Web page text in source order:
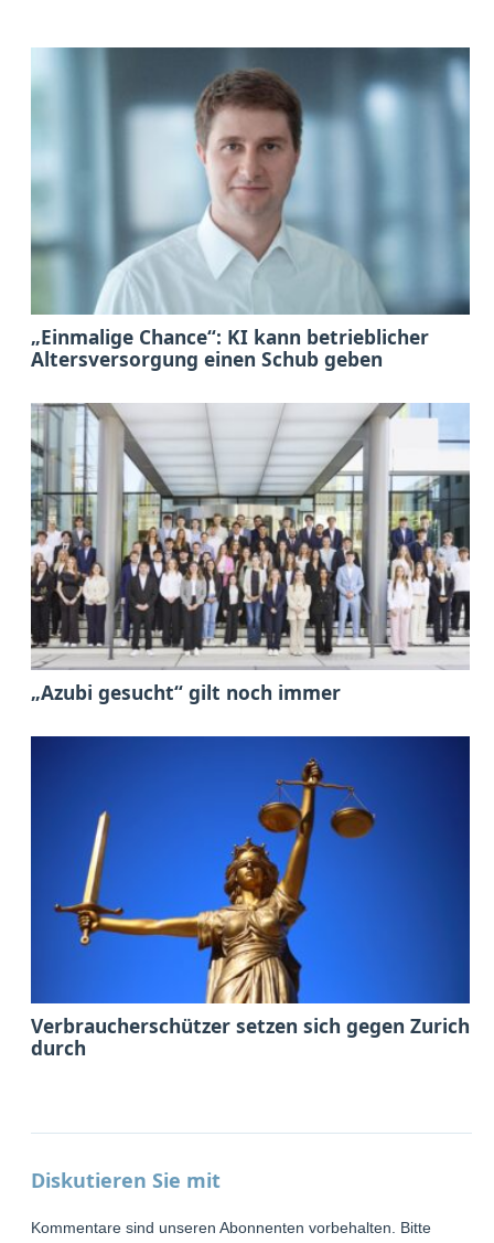
„Einmalige Chance“: KI kann betrieblicher
Altersversorgung einen Schub geben
„Azubi gesucht“ gilt noch immer
Verbraucherschützer setzen sich gegen Zurich
durch
Diskutieren Sie mit
Kommentare sind unseren Abonnenten vorbehalten. Bitte